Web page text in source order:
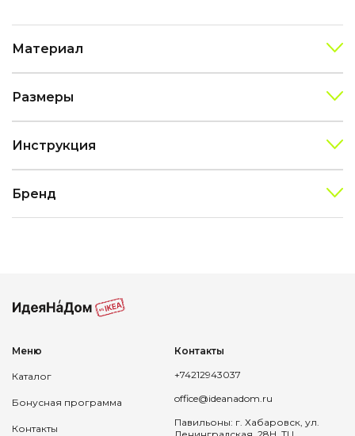
Материал
Размеры
Инструкция
Бренд
Меню
Каталог
Бонусная программа
Контакты
Контакты
+74212943037
office@ideanadom.ru
Павильоны: г. Хабаровск, ул.